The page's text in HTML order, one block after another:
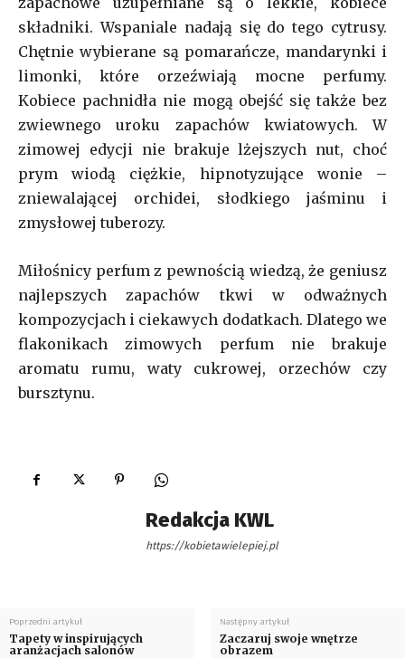
składniki. Wspaniale nadają się do tego cytrusy.
Chętnie wybierane są pomarańcze, mandarynki i
limonki, które orzeźwiają mocne perfumy.
Kobiece pachnidła nie mogą obejść się także bez
zwiewnego uroku zapachów kwiatowych. W
zimowej edycji nie brakuje lżejszych nut, choć
prym wiodą ciężkie, hipnotyzujące wonie –
zniewalającej orchidei, słodkiego jaśminu i
zmysłowej tuberozy.
Miłośnicy perfum z pewnością wiedzą, że geniusz
najlepszych zapachów tkwi w odważnych
kompozycjach i ciekawych dodatkach. Dlatego we
flakonikach zimowych perfum nie brakuje
aromatu rumu, waty cukrowej, orzechów czy
bursztynu.
Redakcja KWL
https://kobietawielepiej.pl
Poprzedni artykuł
Tapety w inspirujących
aranżacjach salonów
Następny artykuł
Zaczaruj swoje wnętrze
obrazem